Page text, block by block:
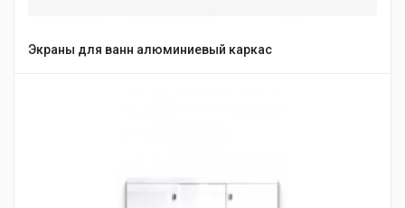
Экраны для ванн алюминиевый каркас